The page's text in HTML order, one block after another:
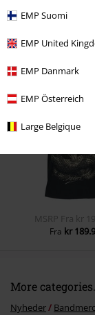
EMP Suomi
EMP United
EMP Danmark
EMP Österreich
Large Belgique
Senest besøgt
MSRP Fra kr
Fra kr
More
Nyheder